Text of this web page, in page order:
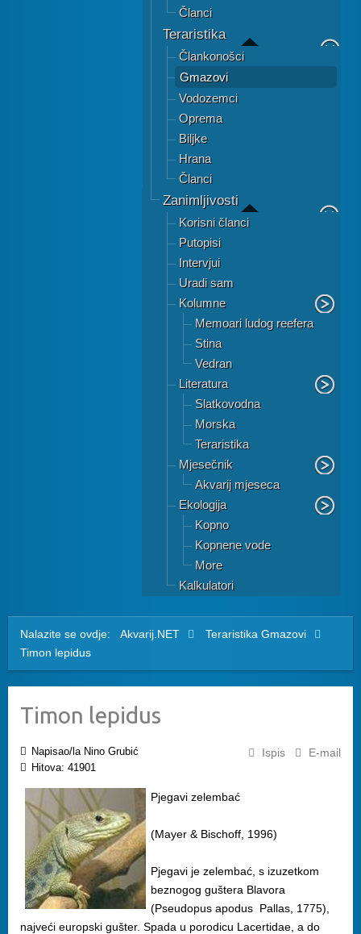
Članci
Teraristika
Člankonošci
Gmazovi
Vodozemci
Oprema
Biljke
Hrana
Članci
Zanimljivosti
Korisni članci
Putopisi
Intervjui
Uradi sam
Kolumne
Memoari ludog reefera
Stina
Vedran
Literatura
Slatkovodna
Morska
Teraristika
Mjesečnik
Akvarij mjeseca
Ekologija
Kopno
Kopnene vode
More
Kalkulatori
Nalazite se ovdje: Akvarij.NET Teraristika Gmazovi
Timon lepidus
Timon lepidus
Ispis E-mail
Napisao/la Nino Grubić
Hitova: 41901
Pjegavi zelembać
(Mayer & Bischoff, 1996)
Pjegavi je zelembać, s izuzetkom
beznogog guštera Blavora
(Pseudopus apodus Pallas, 1775),
najveći europski gušter. Spada u porodicu Lacertidae, a do